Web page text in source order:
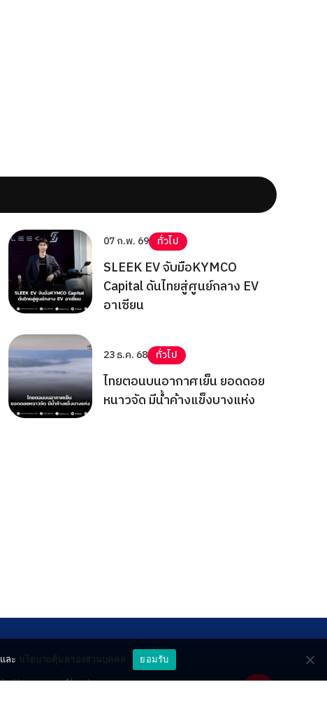
07 ก.พ. 69 ทั่วไป
SLEEK EV จับมือKYMCO
Capital ดันไทยสู่ศูนย์กลาง EV
อาเซียน
23 ธ.ค. 68 ทั่วไป
ไทยตอนบนอากาศเย็น ยอดดอย
หนาวจัด มีน้ำค้างแข็งบางแห่ง
Lottery
About
และ นโยบายคุ้มครองส่วนบุคคล ยอมรับ